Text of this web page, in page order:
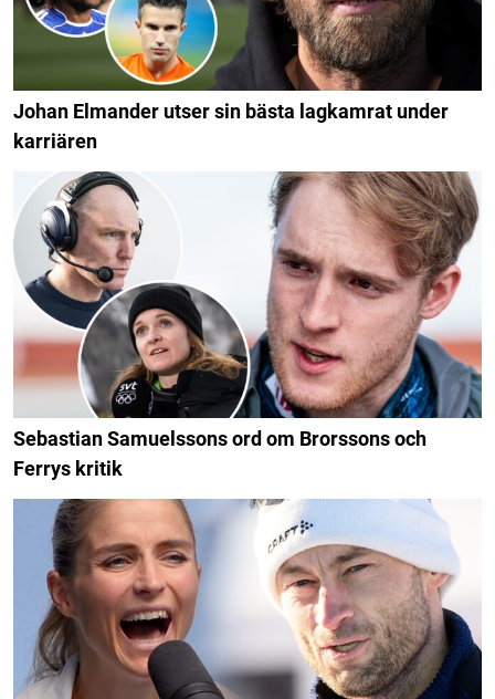
Johan Elmander utser sin bästa lagkamrat under
karriären
Sebastian Samuelssons ord om Brorssons och
Ferrys kritik